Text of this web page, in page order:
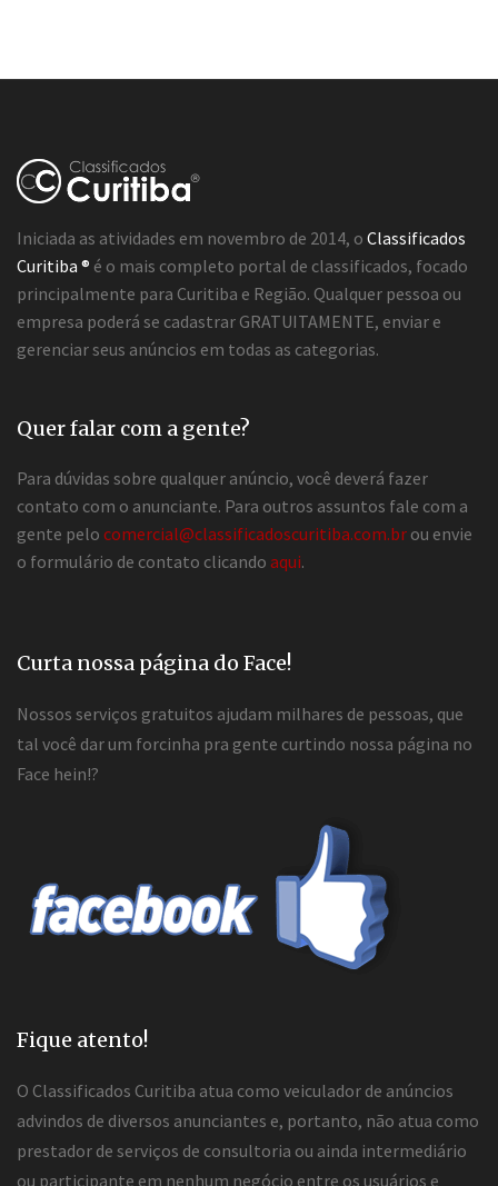
Iniciada as atividades em novembro de 2014, o Classificados
Curitiba ® é o mais completo portal de classificados, focado
principalmente para Curitiba e Região. Qualquer pessoa ou
empresa poderá se cadastrar GRATUITAMENTE, enviar e
gerenciar seus anúncios em todas as categorias.
Quer falar com a gente?
Para dúvidas sobre qualquer anúncio, você deverá fazer
contato com o anunciante. Para outros assuntos fale com a
gente pelo comercial@classificadoscuritiba.com.br ou envie
o formulário de contato clicando aqui.
Curta nossa página do Face!
Nossos serviços gratuitos ajudam milhares de pessoas, que
tal você dar um forcinha pra gente curtindo nossa página no
Face hein!?
Fique atento!
O Classificados Curitiba atua como veiculador de anúncios
advindos de diversos anunciantes e, portanto, não atua como
prestador de serviços de consultoria ou ainda intermediário
ou participante em nenhum negócio entre os usuários e